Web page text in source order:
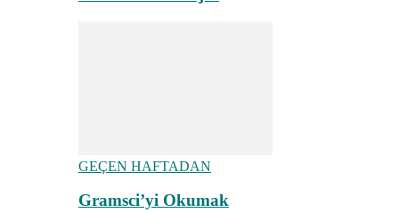
GEÇEN HAFTADAN
Gramsci’yi Okumak